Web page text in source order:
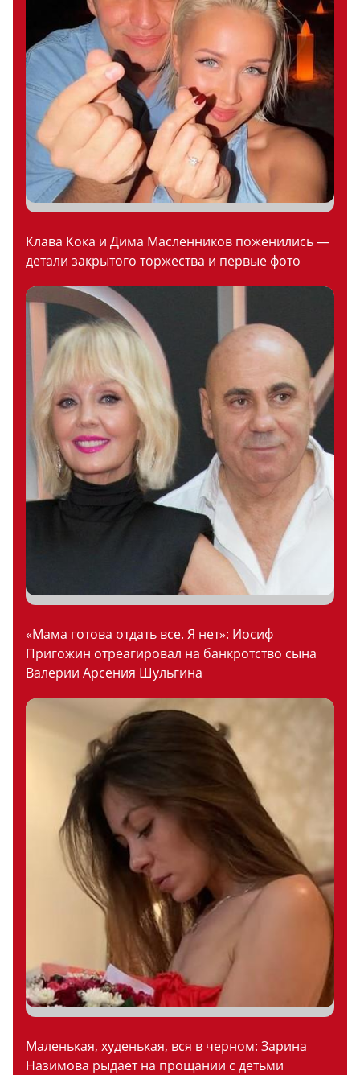
Клава Кока и Дима Масленников поженились —
детали закрытого торжества и первые фото
«Мама готова отдать все. Я нет»: Иосиф
Пригожин отреагировал на банкротство сына
Валерии Арсения Шульгина
Маленькая, худенькая, вся в черном: Зарина
Назимова рыдает на прощании с детьми